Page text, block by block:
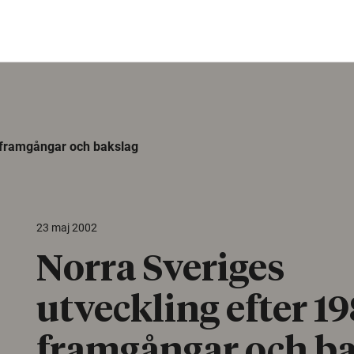
och bakslag
23 maj 2002
Norra Sveriges
utveckling efter